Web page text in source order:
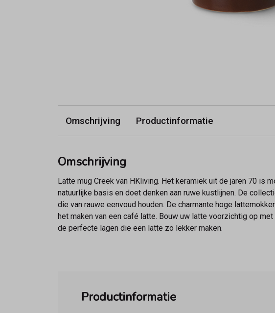
Omschrijving Productinformatie
Omschrijving
Latte mug Creek van HKliving. Het keramiek uit de jaren 70
natuurlijke basis en doet denken aan ruwe kustlijnen. De
die van rauwe eenvoud houden. De charmante hoge
het maken van een café latte. Bouw uw latte voorzichtig op
de perfecte lagen die een latte zo lekker maken.
Productinformatie